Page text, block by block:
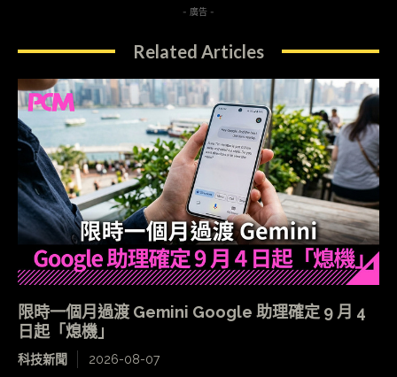
- 廣告 -
Related Articles
限時一個月過渡 Gemini Google 助理確定 9 月 4
日起「熄機」
科技新聞 2026-08-07